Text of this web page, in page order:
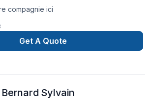
compagnie ici
Get A Quote
Bernard Sylvain